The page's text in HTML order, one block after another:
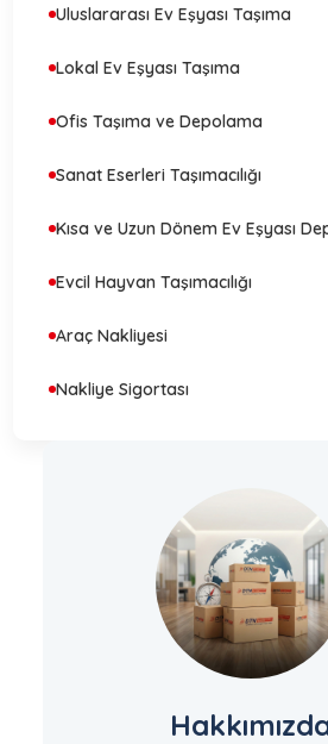
Uluslararası Ev Eşyası Taşıma
Lokal Ev Eşyası Taşıma
Ofis Taşıma ve Depolama
Sanat Eserleri Taşımacılığı
Kısa ve Uzun Dönem Ev Eşyası
Evcil Hayvan Taşımacılığı
Araç Nakliyesi
Nakliye Sigortası